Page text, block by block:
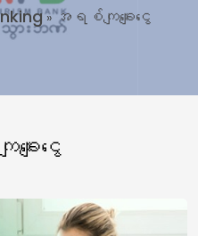
»အရစ်ကျချေးငွေ
ျေးငွေ